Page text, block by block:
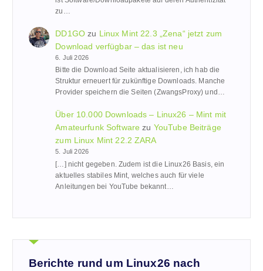
zu…
DD1GOzu Linux Mint 22.3 „Zena“ jetzt zum
Download verfügbar – das ist neu
6. Juli 2026
Bitte die Download Seite aktualisieren, ich hab die
Struktur erneuert für zukünftige Downloads. Manche
Provider speichern die Seiten (ZwangsProxy) und…
Über 10.000 Downloads – Linux26 – Mint mit
Amateurfunk Software zu YouTube Beiträge
zum Linux Mint 22.2 ZARA
5. Juli 2026
[…] nicht gegeben. Zudem ist die Linux26 Basis, ein
aktuelles stabiles Mint, welches auch für viele
Anleitungen bei YouTube bekannt…
Berichte rund um Linux26 nach